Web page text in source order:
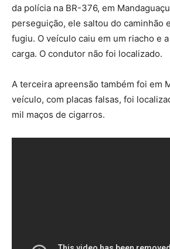
da polícia na BR-376, em
perseguição, ele saltou do caminhão
fugiu. O veículo caiu em um riacho e
carga. O condutor não foi localizado.
A terceira apreensão também foi em
veículo, com placas falsas, foi
mil maços de cigarros.